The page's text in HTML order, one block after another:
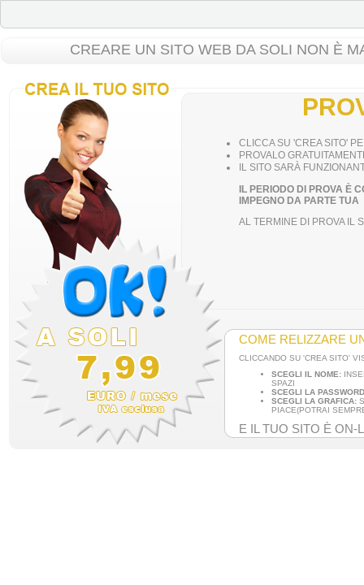
CREARE UN SITO WEB DA SOLI NON È
CLICCA SU 'CREA SITO'
PROVALO
IL SITO SARÀ
IL PERIODO DI PROVA È
IMPEGNO DA PARTE TUA
AL TERMINE DI PROVA IL
COME RELIZZARE
CLICCANDO SU 'CREA SITO'
SCEGLI IL NOME:
SPAZI
SCEGLI LA
SCEGLI LA GRAFICA:
PIACE(POTRAI
E IL TUO SITO È ON-